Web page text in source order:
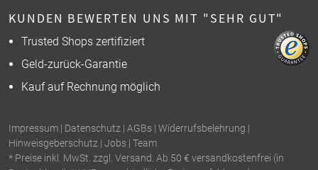
KUNDEN BEWERTEN UNS MIT "SEHR GUT"
Trusted Shops zertifiziert
Geld-zurück-Garantie
Kauf auf Rechnung möglich
Impressum | Datenschutz | AGBs | Widerrufsbelehrung |
Hinweisgeberschutz | Jobs | Team
* Preise inkl. MwSt. zzgl. Versand. Ab 50 € versandkostenfrei (in